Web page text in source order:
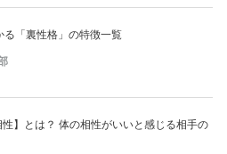
る「裏性格」の特徴一覧
性】とは？ 体の相性がいいと感じる相手の